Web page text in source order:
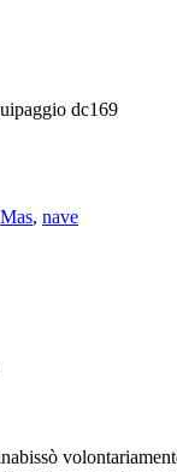
dc169
Mas, nave